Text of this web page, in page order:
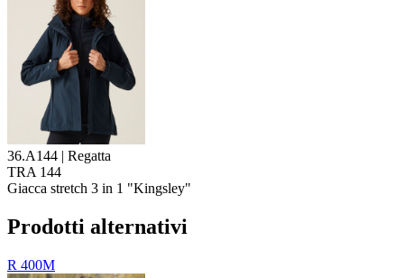
36.A144 | Regatta
TRA 144
Giacca stretch 3 in 1 "Kingsley"
Prodotti alternativi
R 400M